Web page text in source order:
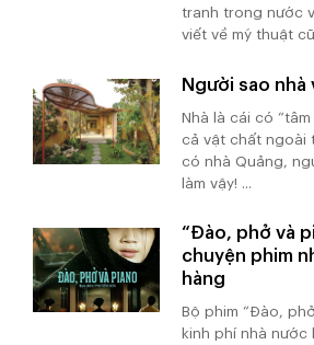
tranh trong nước
viết về mỹ thuật
Người sao nhà
Nhà là cái có
cả vật chất ngoài
có nhà Quảng,
làm vậy! ...
“Đào, phở và
chuyện phim
hàng
Bộ phim “Đào,
kinh phí nhà